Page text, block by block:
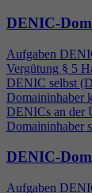
DENIC-
Aufgaben
Vergütung § 5
DENIC selbst
Domaininhaber
DENICs an der
Domaininhaber
DENIC-
Aufgaben